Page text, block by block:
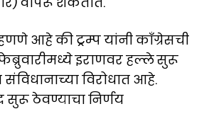
आहे की ट्रम्प यांनी काँग्रेसची
इराणवर हल्ले सुरू
विरोधात आहे.
सुरू ठेवण्याचा निर्णय